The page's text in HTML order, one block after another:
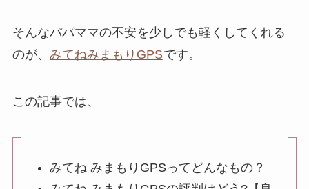
そんなパパママの不安を少しでも軽くしてくれる
のが、 みてねみまもりGPSです。
この記事では、
みてね みまもりGPSってどんなもの？